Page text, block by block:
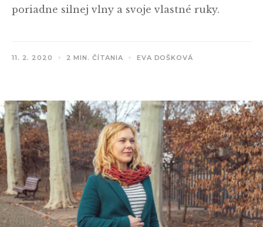
poriadne silnej vlny a svoje vlastné ruky.
11. 2. 2020 2 MIN. ČÍTANIA EVA DOŠKOVÁ